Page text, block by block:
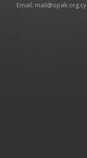
Email: mail@opak.org.cy